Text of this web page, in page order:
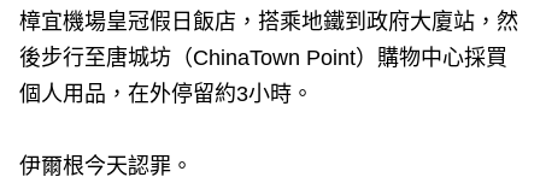
樟宜機場皇冠假日飯店，搭乘地鐵到政府大廈站，然
後步行至唐城坊（ChinaTown Point）購物中心採買
個人用品，在外停留約3小時。
伊爾根今天認罪。